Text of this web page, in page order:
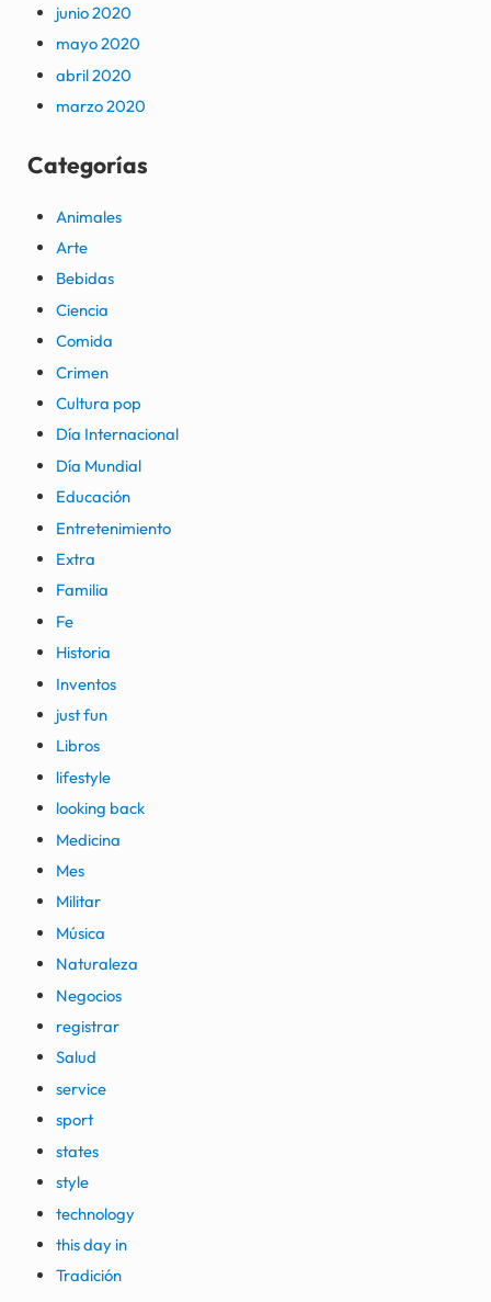
junio 2020
mayo 2020
abril 2020
marzo 2020
Categorías
Animales
Arte
Bebidas
Ciencia
Comida
Crimen
Cultura pop
Día Internacional
Día Mundial
Educación
Entretenimiento
Extra
Familia
Fe
Historia
Inventos
just fun
Libros
lifestyle
looking back
Medicina
Mes
Militar
Música
Naturaleza
Negocios
registrar
Salud
service
sport
states
style
technology
this day in
Tradición